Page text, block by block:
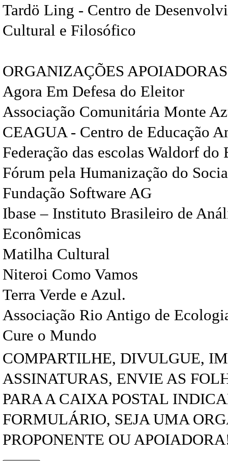
Tardö Ling - Centro de
Cultural e Filosófico
ORGANIZAÇÕES
Agora Em Defesa do Eleitor
Associação Comunitária Monte
CEAGUA - Centro de Educação
Federação das escolas Waldorf do
Fórum pela Humanização do
Fundação Software AG
Ibase – Instituto Brasileiro de
Econômicas
Matilha Cultural
Niteroi Como Vamos
Terra Verde e Azul.
Associação Rio Antigo de
Cure o Mundo
COMPARTILHE, DIVULGUE,
ASSINATURAS, ENVIE AS
PARA A CAIXA POSTAL
FORMULÁRIO, SEJA UMA
PROPONENTE OU